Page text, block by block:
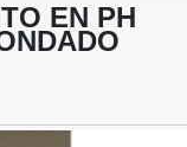
EN PH